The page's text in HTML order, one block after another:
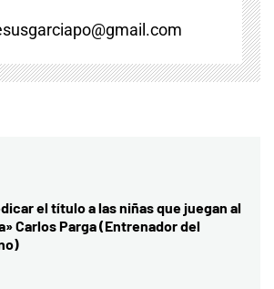
el título a las niñas que juegan al
Carlos Parga (Entrenador del